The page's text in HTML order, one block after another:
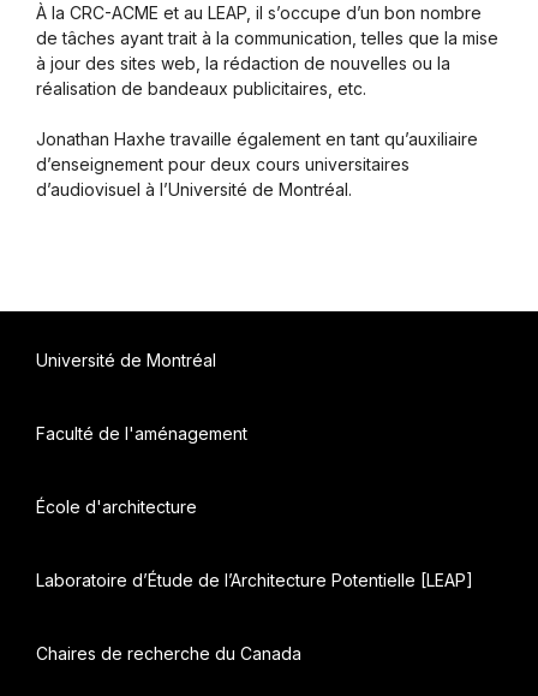
À la CRC-ACME et au LEAP, il s’occupe d’un bon nombre
de tâches ayant trait à la communication, telles que la mise
à jour des sites web, la rédaction de nouvelles ou la
réalisation de bandeaux publicitaires, etc.
Jonathan Haxhe travaille également en tant qu’auxiliaire
d’enseignement pour deux cours universitaires
d’audiovisuel à l’Université de Montréal.
Université de Montréal
Faculté de l'aménagement
École d'architecture
Laboratoire d’Étude de l’Architecture Potentielle [LEAP]
Chaires de recherche du Canada